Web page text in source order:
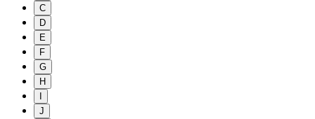
C
D
E
F
G
H
J